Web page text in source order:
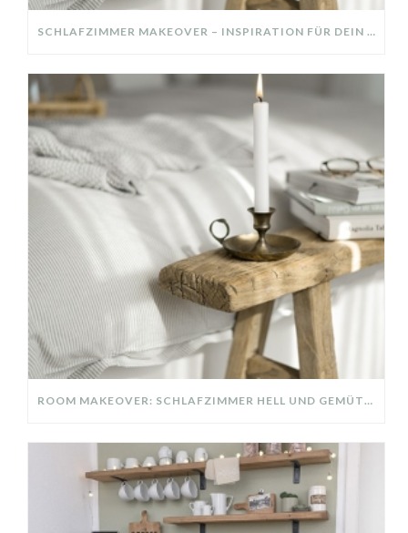
SCHLAFZIMMER MAKEOVER – INSPIRATION FÜR DEIN SCHLAFZIMMER: AUS ALT MACH NEU – HELL, GEMÜTLICH UND EINLADEND
ROOM MAKEOVER: SCHLAFZIMMER HELL UND GEMÜTLICH!